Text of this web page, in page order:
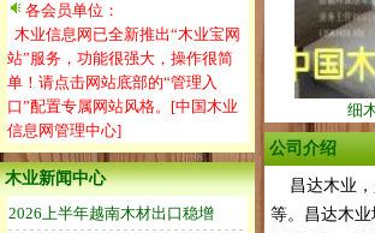
各会员单位：
木业信息网已全新推出“木业宝网
站”服务，功能很强大，操作很简
单！请点击网站底部的“管理入
口”配置专属网站风格。[中国木业
信息网管理中心]
木业新闻中心
细
公司介绍
昌达木业，
等。昌达木